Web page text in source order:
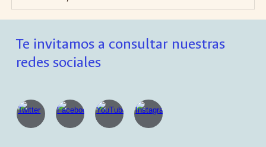
Te invitamos a consultar nuestras
redes sociales